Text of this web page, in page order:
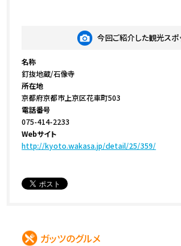
今回ご紹介した観光スポ
名称
釘抜地蔵/石像寺
所在地
京都府京都市上京区花車町503
電話番号
075-414-2233
Webサイト
http://kyoto.wakasa.jp/detail/25/359/
ガッツのグルメ